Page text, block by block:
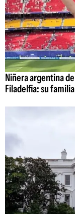
Niñera argentina
Filadelfia: su